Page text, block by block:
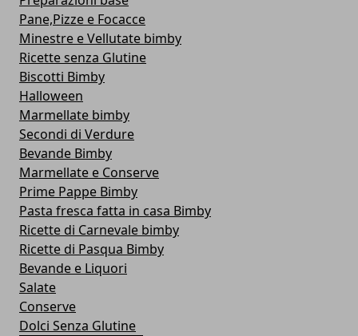
Pane,Pizze e Focacce
Minestre e Vellutate bimby
Ricette senza Glutine
Biscotti Bimby
Halloween
Marmellate bimby
Secondi di Verdure
Bevande Bimby
Marmellate e Conserve
Prime Pappe Bimby
Pasta fresca fatta in casa Bimby
Ricette di Carnevale bimby
Ricette di Pasqua Bimby
Bevande e Liquori
Salate
Conserve
Dolci Senza Glutine